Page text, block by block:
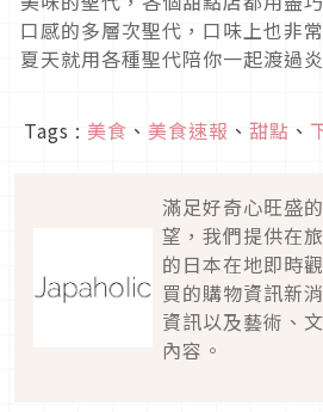
口感的多層次聖代，口味上也非
夏天就用各種聖代陪你一起渡過
Tags : 美食 、 美食速報 、 甜點 、
滿足好奇心旺盛
望，我們提供在
的日本在地即時
買的購物資訊新
資訊以及藝術、
內容。